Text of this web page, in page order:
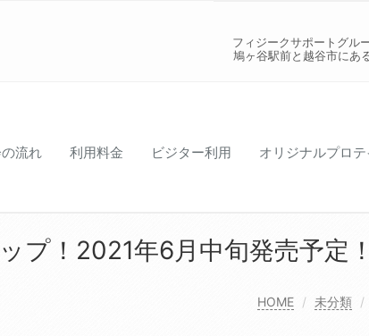
フィジークサポートグル
鳩ヶ谷駅前と越谷市にあ
流れ 利用料金 ビジター利用 オリジナルプロテ
プ！2021年6月中旬発売予定！
HOME 未分類